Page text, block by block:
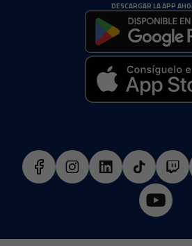
DESCARGAR LA APP